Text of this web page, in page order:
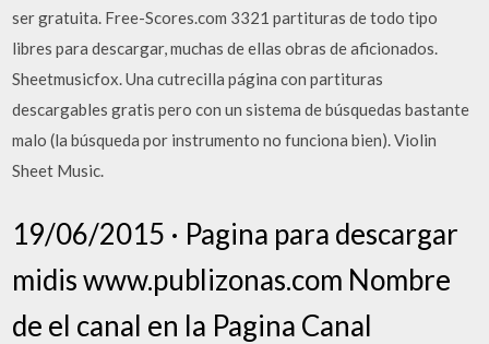
ser gratuita. Free-Scores.com 3321 partituras de todo tipo
libres para descargar, muchas de ellas obras de aficionados.
Sheetmusicfox. Una cutrecilla página con partituras
descargables gratis pero con un sistema de búsquedas bastante
malo (la búsqueda por instrumento no funciona bien). Violin
Sheet Music.
19/06/2015 · Pagina para descargar
midis www.publizonas.com Nombre
de el canal en la Pagina Canal